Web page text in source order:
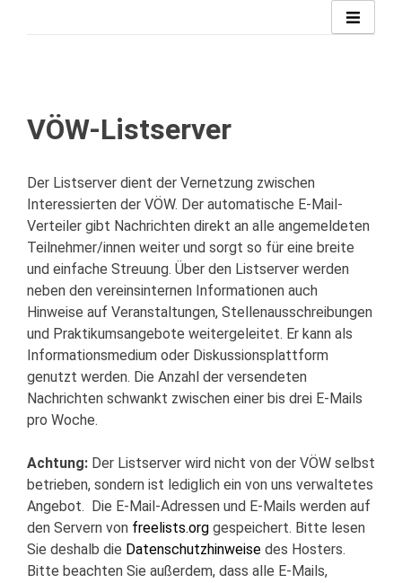
VÖW-Listserver
Der Listserver dient der Vernetzung zwischen
Interessierten der VÖW. Der automatische E-Mail-
Verteiler gibt Nachrichten direkt an alle angemeldeten
Teilnehmer/innen weiter und sorgt so für eine breite
und einfache Streuung. Über den Listserver werden
neben den vereinsinternen Informationen auch
Hinweise auf Veranstaltungen, Stellenausschreibungen
und Praktikumsangebote weitergeleitet. Er kann als
Informationsmedium oder Diskussionsplattform
genutzt werden. Die Anzahl der versendeten
Nachrichten schwankt zwischen einer bis drei E-Mails
pro Woche.
Achtung: Der Listserver wird nicht von der VÖW selbst
betrieben, sondern ist lediglich ein von uns verwaltetes
Angebot. Die E-Mail-Adressen und E-Mails werden auf
den Servern von freelists.org gespeichert. Bitte lesen
Sie deshalb die Datenschutzhinweise des Hosters.
Bitte beachten Sie außerdem, dass alle E-Mails,